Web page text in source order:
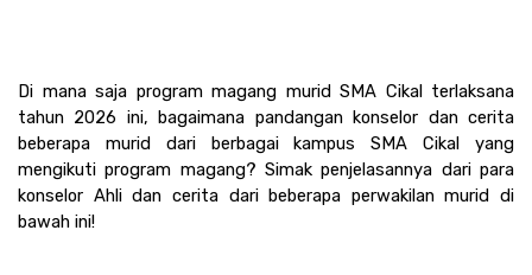
Di mana saja program magang murid SMA Cikal terlaksana
tahun 2026 ini, bagaimana pandangan konselor dan cerita
beberapa murid dari berbagai kampus SMA Cikal yang
mengikuti program magang? Simak penjelasannya dari para
konselor Ahli dan cerita dari beberapa perwakilan murid di
bawah ini!